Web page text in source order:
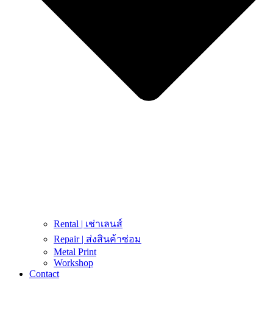
Rental | เช่าเลนส์
Repair | ส่งสินค้าซ่อม
Metal Print
Workshop
Contact